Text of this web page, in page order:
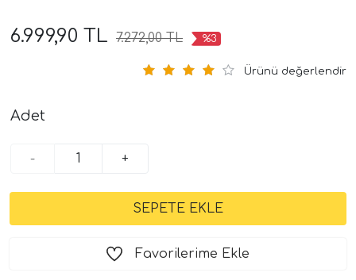
6.999,90 TL 7.272,00 TL %3
Ürünü değerlendir
Adet
- +
Favorilerime Ekle